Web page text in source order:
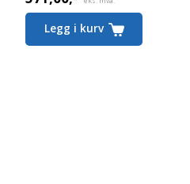
pris
Legg i kurv